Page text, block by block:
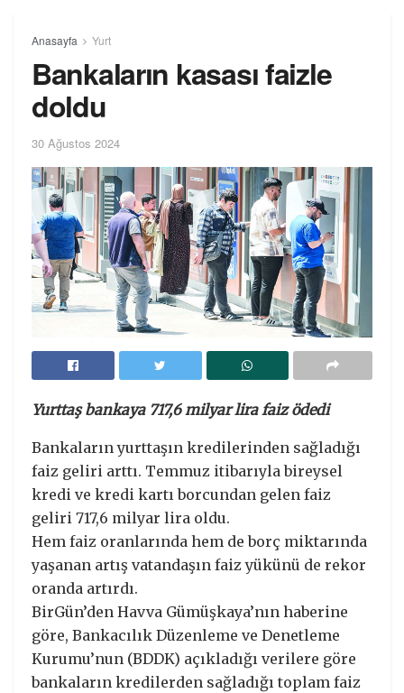
Anasayfa Yurt
Bankaların kasası faizle
doldu
30 Ağustos 2024
Yurttaş bankaya 717,6 milyar lira faiz ödedi
Bankaların yurttaşın kredilerinden sağladığı
faiz geliri arttı. Temmuz itibarıyla bireysel
kredi ve kredi kartı borcundan gelen faiz
geliri 717,6 milyar lira oldu.
Hem faiz oranlarında hem de borç miktarında
yaşanan artış vatandaşın faiz yükünü de rekor
oranda artırdı.
BirGün’den Havva Gümüşkaya’nın haberine
göre, Bankacılık Düzenleme ve Denetleme
Kurumu’nun (BDDK) açıkladığı verilere göre
bankaların kredilerden sağladığı toplam faiz